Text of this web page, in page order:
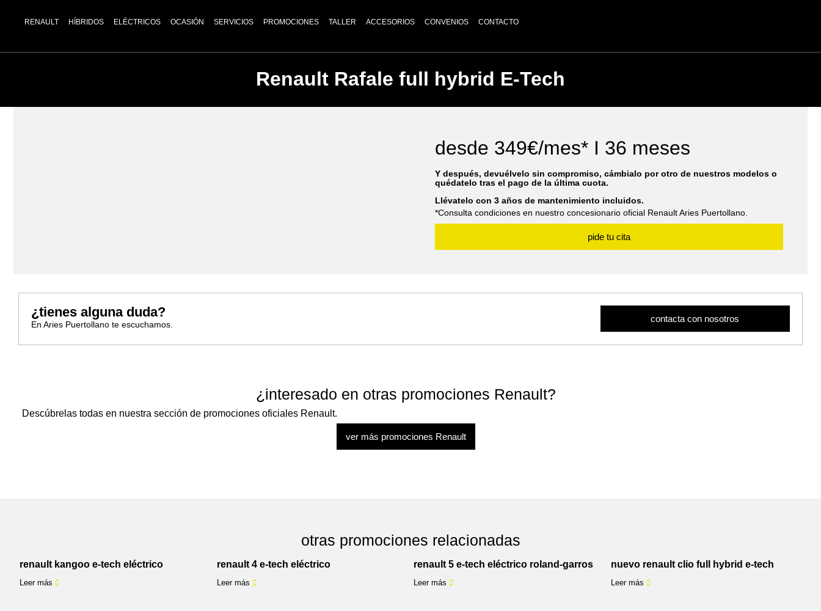
RENAULT HÍBRIDOS ELÉCTRICOS OCASIÓN SERVICIOS PROMOCIONES TALLER ACCESORIOS CONVENIOS CONTACTO
Renault Rafale full hybrid E-Tech
desde 349€/mes* I 36 meses
Y después, devuélvelo sin compromiso, cámbialo por otro de nuestros modelos o
quédatelo tras el pago de la última cuota.
Llévatelo con 3 años de mantenimiento incluidos.
*Consulta condiciones en nuestro concesionario oficial Renault Aries Puertollano.
pide tu cita
¿tienes alguna duda?
En Aries Puertollano te escuchamos.
contacta con nosotros
¿interesado en otras promociones Renault?
Descúbrelas todas en nuestra sección de promociones oficiales Renault.
ver más promociones Renault
otras promociones relacionadas
renault kangoo e-tech eléctrico
Leer más
renault 4 e-tech eléctrico
Leer más
renault 5 e-tech eléctrico roland-garros
Leer más
nuevo renault clio full hybrid e-tech
Leer más